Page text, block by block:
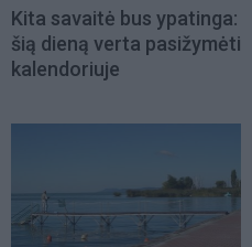
Kita savaitė bus ypatinga:
šią dieną verta pasižymėti
kalendoriuje